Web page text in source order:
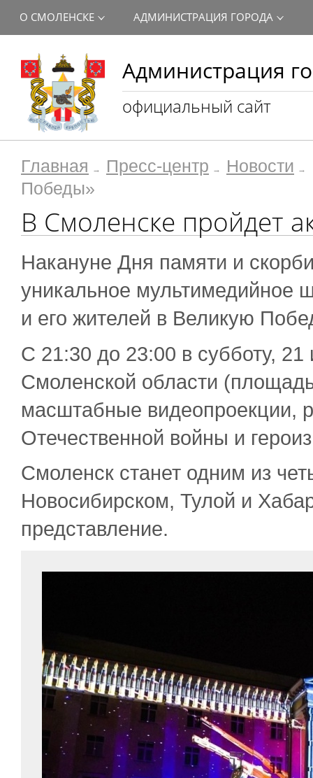
Администрация
официальный сайт
О СМОЛЕНСКЕ АДМИНИСТРАЦИЯ ГОРОДА
Главная Пресс-центр Новости
Победы»
В Смоленске пройдет
Накануне Дня памяти и
уникальное мультимедийное
и его жителей в Великую
С 21:30 до 23:00 в субботу,
Смоленской области
масштабные видеопроекции,
Отечественной войны и
Смоленск станет одним из
Новосибирском, Тулой и
представление.